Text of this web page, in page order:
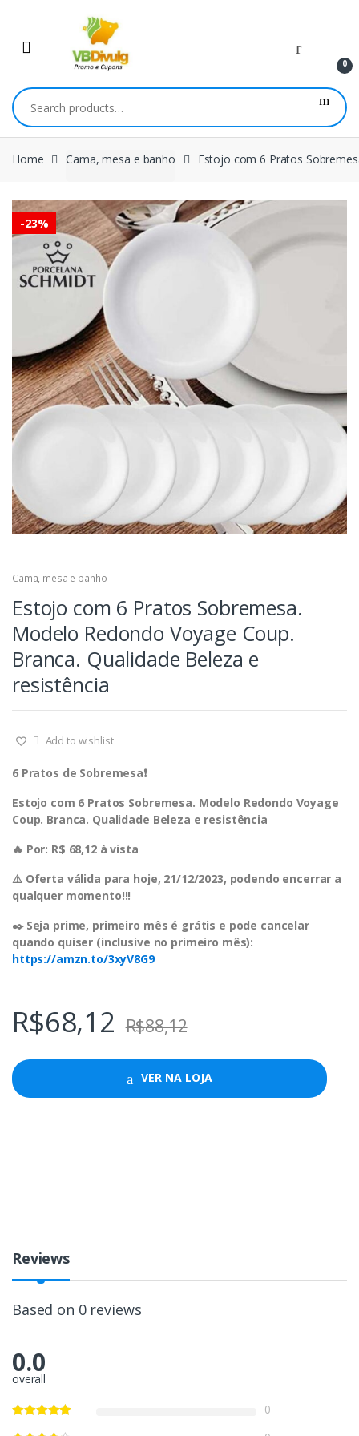
navigation
content
0
Search
for:
Home Cama, mesa e banho Estojo com 6 Pratos
-23%
Cama, mesa e banho
Estojo com 6 Pratos Sobremesa.
Modelo Redondo Voyage Coup.
Branca. Qualidade Beleza e
resistência
Add to wishlist
6 Pratos de Sobremesa❗️
Estojo com 6 Pratos Sobremesa. Modelo Redondo Voyage
Coup. Branca. Qualidade Beleza e resistência
🔥 Por: R$ 68,12 à vista
⚠️ Oferta válida para hoje, 21/12/2023, podendo encerrar a
qualquer momento!!!
✒️ Seja prime, primeiro mês é grátis e pode cancelar
quando quiser (inclusive no primeiro mês):
https://amzn.to/3xyV8G9
R$68,12 R$88,12
VER NA LOJA
Reviews
Based on 0 reviews
0.0
overall
0